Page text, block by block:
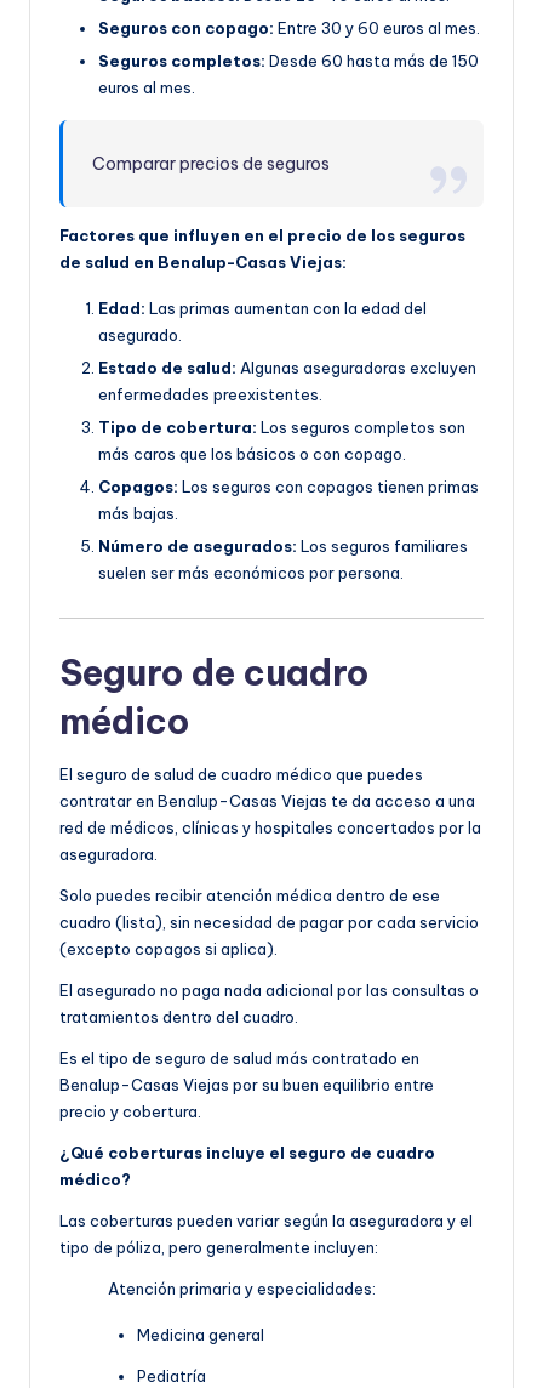
Seguros con copago: Entre 30 y 60 euros al mes.
Seguros completos: Desde 60 hasta más de 150
euros al mes.
Comparar precios de seguros
Factores que influyen en el precio de los seguros
de salud en Benalup-Casas Viejas:
Edad: Las primas aumentan con la edad del
asegurado.
Estado de salud: Algunas aseguradoras excluyen
enfermedades preexistentes.
Tipo de cobertura: Los seguros completos son
más caros que los básicos o con copago.
Copagos: Los seguros con copagos tienen primas
más bajas.
Número de asegurados: Los seguros familiares
suelen ser más económicos por persona.
Seguro de cuadro
médico
El seguro de salud de cuadro médico que puedes
contratar en Benalup-Casas Viejas te da acceso a una
red de médicos, clínicas y hospitales concertados por la
aseguradora.
Solo puedes recibir atención médica dentro de ese
cuadro (lista), sin necesidad de pagar por cada servicio
(excepto copagos si aplica).
El asegurado no paga nada adicional por las consultas o
tratamientos dentro del cuadro.
Es el tipo de seguro de salud más contratado en
Benalup-Casas Viejas por su buen equilibrio entre
precio y cobertura.
¿Qué coberturas incluye el seguro de cuadro
médico?
Las coberturas pueden variar según la aseguradora y el
tipo de póliza, pero generalmente incluyen:
Atención primaria y especialidades:
Medicina general
Pediatría